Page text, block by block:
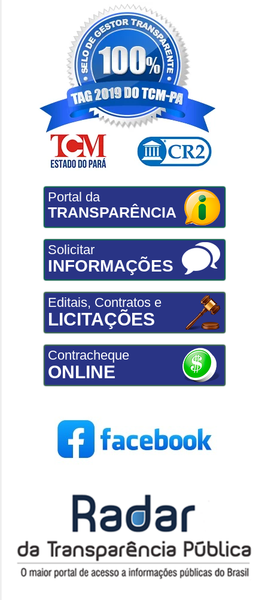
Portal da
TRANSPARÊNCIA
Solicitar
INFORMAÇÕES
Editais, Contratos e
LICITAÇÕES
Contracheque
ONLINE